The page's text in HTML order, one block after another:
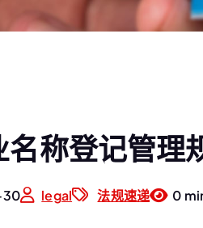
名称登记管
30 legal 法规速递 0